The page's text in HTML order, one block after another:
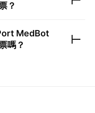
？
MedBot
嗎？